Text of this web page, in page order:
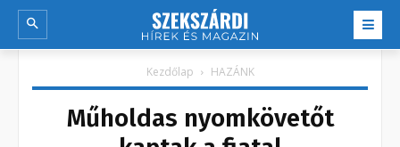
Kezdőlap HAZÁNK
Műholdas nyomkövetőt